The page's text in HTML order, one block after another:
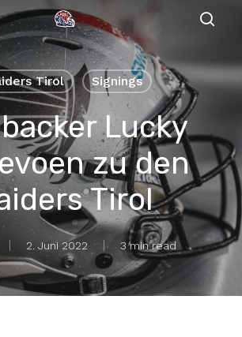
Tirol Signings
Lucky
zu den
Tirol
2. Juni 2022 3 min read